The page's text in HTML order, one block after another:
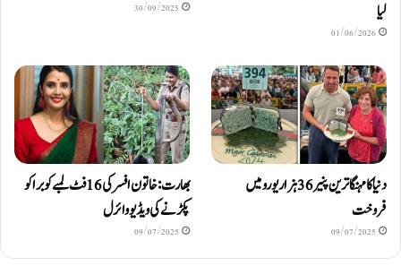
لیا
01/06/2026
30/09/2025
دنیا کا مہنگا ترین پنیر 36 ہزار یورو میں
فروخت
09/07/2025
بھارت: خاتون افسر کی 16 فٹ لمبے کوبرا کو
پکڑنے کی ویڈیو وائرل
09/07/2025